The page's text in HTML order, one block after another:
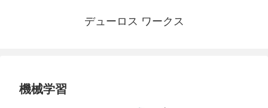
デューロス ワークス
機械学習